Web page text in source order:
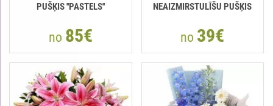
PUŠĶIS ''PASTELS''
no 85€
NEAIZMIRSTULĪŠU PUŠĶIS
no 39€